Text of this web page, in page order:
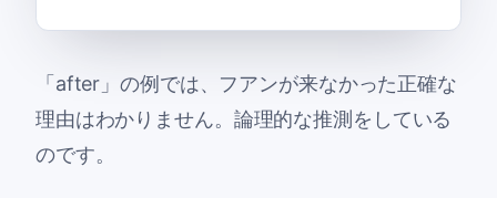
「after」の例では、フアンが来なかった正確な
理由はわかりません。論理的な推測をしている
のです。